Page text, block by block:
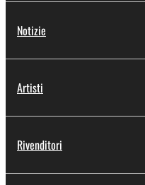
Notizie
Artisti
Rivenditori